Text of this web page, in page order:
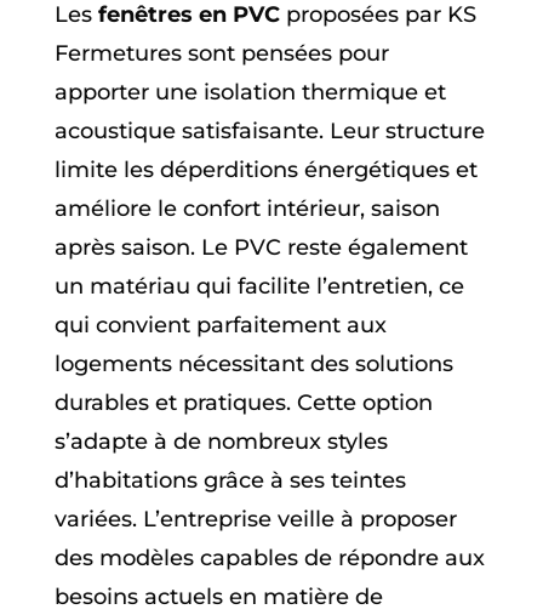
Les fenêtres en PVCproposées par KS
Fermetures sont pensées pour
apporter une isolation thermique et
acoustique satisfaisante. Leur structure
limite les déperditions énergétiques et
améliore le confort intérieur, saison
après saison. Le PVC reste également
un matériau qui facilite l’entretien, ce
qui convient parfaitement aux
logements nécessitant des solutions
durables et pratiques. Cette option
s’adapte à de nombreux styles
d’habitations grâce à ses teintes
variées. L’entreprise veille à proposer
des modèles capables de répondre aux
besoins actuels en matière de